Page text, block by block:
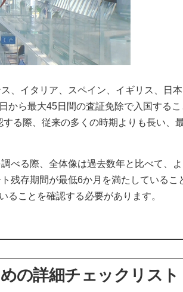
、イタリア、スペイン、イギリス、日
から最大45日間の査証免除で入国する
る際、従来の多くの時期よりも長い、
べる際、全体像は過去数年と比べて、
残存期間が最低6か月を満たしているこ
ることを確認する必要があります。
の詳細チェックリスト